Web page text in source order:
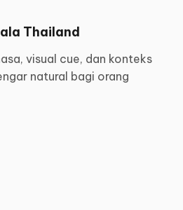
Thailand
visual cue, dan konteks
natural bagi orang